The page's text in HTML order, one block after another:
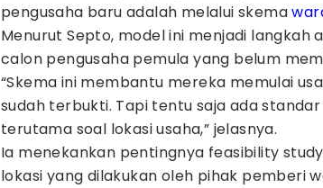
pengusaha baru adalah melalui skema
Menurut Septo, model ini menjadi langkah
calon pengusaha pemula yang belum
“Skema ini membantu mereka memulai
sudah terbukti. Tapi tentu saja ada
terutama soal lokasi usaha,” jelasnya.
Ia menekankan pentingnya feasibility
lokasi yang dilakukan oleh pihak pemberi